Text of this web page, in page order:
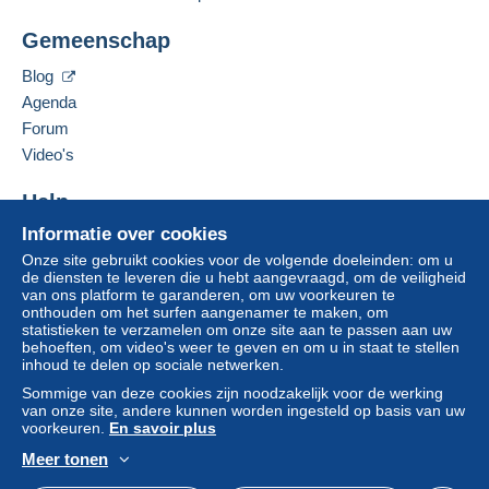
tracking)
€ 2,50
Betalingsvoorwaarden:
Alle betalingen worden gedaan met credit/debitcardof
overschrijving naar uw saldo. Er worden geen
betalingen gedaan per cheque of bankoverschrijving
rechtstreeks aan de verkoper.
De koper gebruikt de middelen die Delcampe ter
beschikking stelt in de pagina "
Alt-Moabit 98
10559
Deze verkoper toevoegen aan mijn favorieten
Informatie over cookies
Onze site gebruikt cookies voor de volgende doeleinden: om u
de diensten te leveren die u hebt aangevraagd, om de veiligheid
van ons platform te garanderen, om uw voorkeuren te
onthouden om het surfen aangenamer te maken, om
statistieken te verzamelen om onze site aan te passen aan uw
behoeften, om video's weer te geven en om u in staat te stellen
inhoud te delen op sociale netwerken.
Sommige van deze cookies zijn noodzakelijk voor de werking
van onze site, andere kunnen worden ingesteld op basis van uw
voorkeuren. En savoir plus
Meer tonen
Gemeenschap
Blog
Agenda
Forum
Video's
Help
Hulpcentrum
Kopen op Delcampe
Verkopen op Delcampe
Een beveiligde website